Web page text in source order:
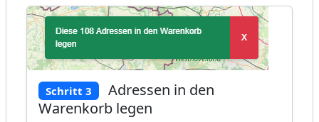
Schritt 3
Adressen in den
Warenkorb legen